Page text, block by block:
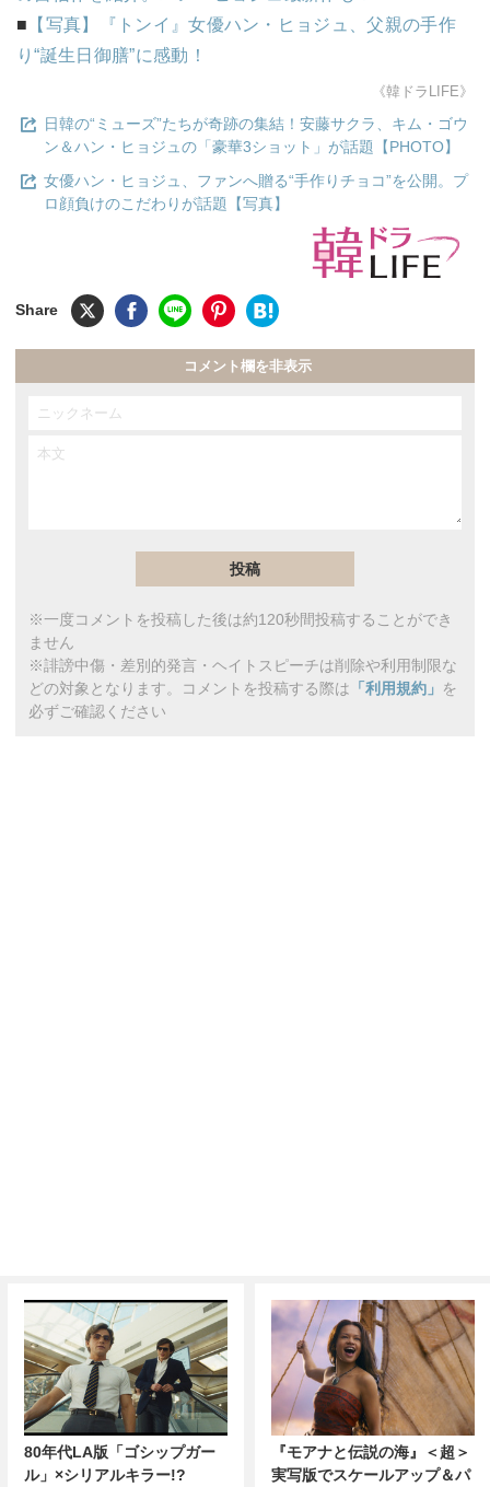
■ 【写真】『トンイ』女優ハン・ヒョジュ、父親の手作
り“誕生日御膳”に感動！
《韓ドラLIFE》
日韓の“ミューズ”たちが奇跡の集結！安藤サクラ、キム・ゴウ
ン＆ハン・ヒョジュの「豪華3ショット」が話題【PHOTO】
女優ハン・ヒョジュ、ファンへ贈る“手作りチョコ”を公開。プ
ロ顔負けのこだわりが話題【写真】
コメント欄を非表示
※一度コメントを投稿した後は約120秒間投稿することができ
ません
※誹謗中傷・差別的発言・ヘイトスピーチは削除や利用制限な
どの対象となります。コメントを投稿する際は 「利用規約」 を
必ずご確認ください
80年代LA版「ゴシップガー
ル」×シリアルキラー!?
『モアナと伝説の海』＜超＞
実写版でスケールアップ＆パ